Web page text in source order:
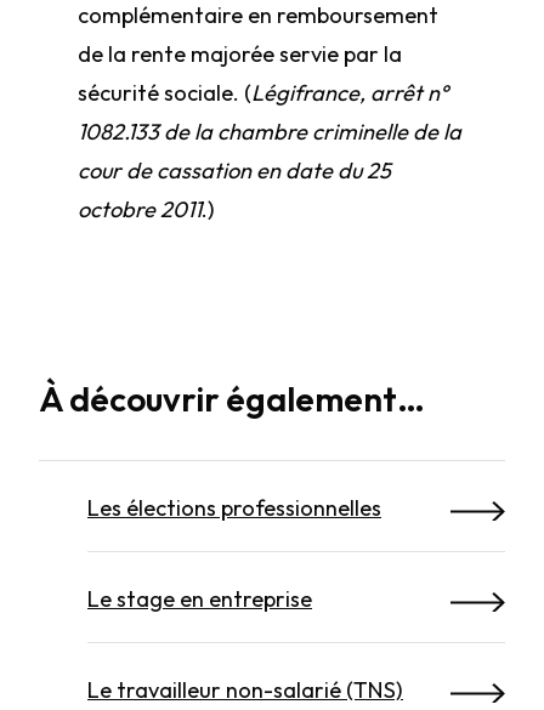
complémentaire en remboursement
de la rente majorée servie par la
sécurité sociale. (Légifrance, arrêt n°
10­82.133 de la chambre criminelle de la
cour de cassation en date du 25
octobre 2011.)
À découvrir également…
Les élections professionnelles
Le stage en entreprise
Le travailleur non-salarié (TNS)